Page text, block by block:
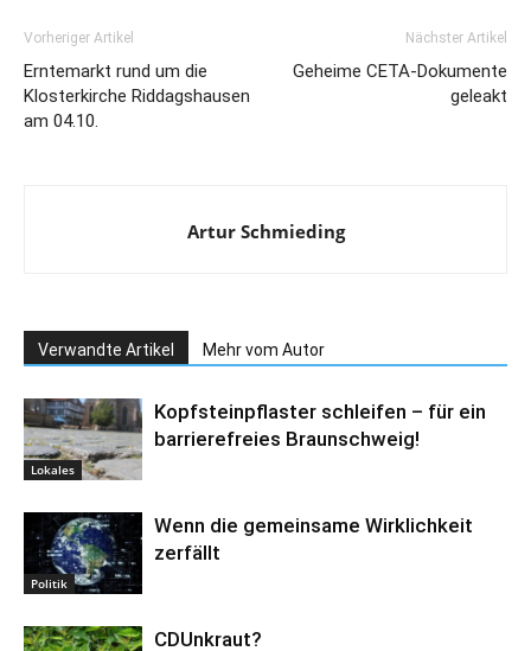
Vorheriger Artikel
Erntemarkt rund um die
Klosterkirche Riddagshausen
am 04.10.
Nächster Artikel
Geheime CETA-Dokumente
geleakt
Artur Schmieding
Verwandte Artikel Mehr vom Autor
Lokales
Kopfsteinpflaster schleifen – für ein
barrierefreies Braunschweig!
Politik
Wenn die gemeinsame Wirklichkeit
zerfällt
CDUnkraut?